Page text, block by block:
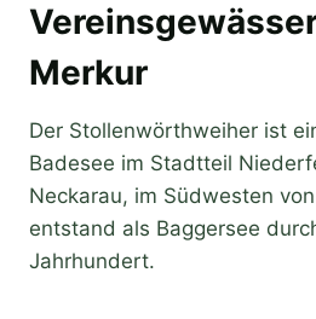
Merkur
Der Stollenwörthweiher ist
Badesee im Stadtteil
Neckarau, im Südwesten
entstand als Baggersee
Jahrhundert.